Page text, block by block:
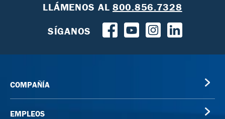
LLÁMENOS AL 800.856.7328
SÍGANOS
COMPAÑÍA
EMPLEOS